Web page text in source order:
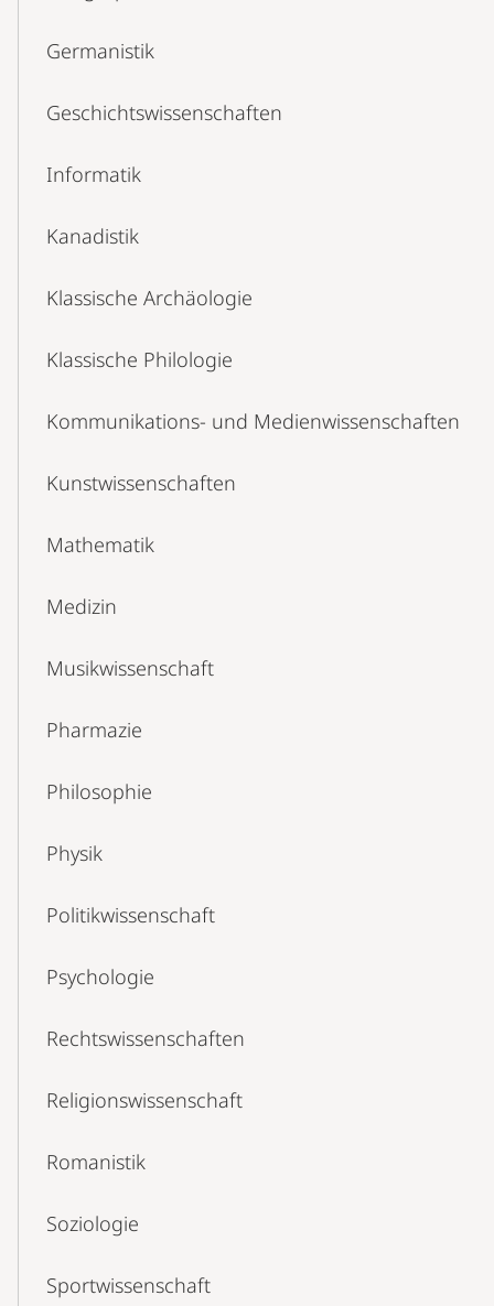
Germanistik
Geschichtswissenschaften
Informatik
Kanadistik
Klassische Archäologie
Klassische Philologie
Kommunikations- und Medienwissenschaften
Kunstwissenschaften
Mathematik
Medizin
Musikwissenschaft
Pharmazie
Philosophie
Physik
Politikwissenschaft
Psychologie
Rechtswissenschaften
Religionswissenschaft
Romanistik
Soziologie
Sportwissenschaft